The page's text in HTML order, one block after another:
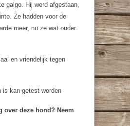
galgo. Hij werd afgestaan,
Ze hadden voor de
meer, nu ze wat ouder
en vriendelijk tegen
is kan getest worden
over deze hond? Neem